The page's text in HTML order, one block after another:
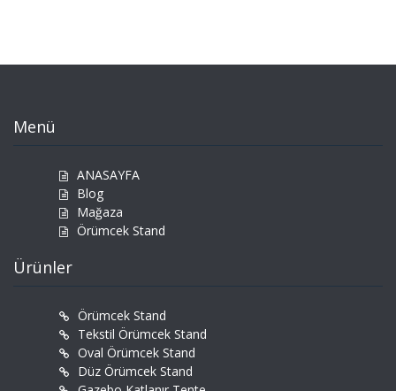
Menü
ANASAYFA
Blog
Mağaza
Örümcek Stand
Ürünler
Örümcek Stand
Tekstil Örümcek Stand
Oval Örümcek Stand
Düz Örümcek Stand